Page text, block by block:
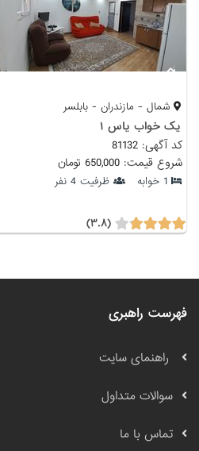
شمال - مازندران - بابلسر
یک خواب یاس ۱
کد آگهی: 81132
شروع قیمت: 650,000 تومان
1 خوابه ظرفیت 4 نفر
(۳.۸)
فهرست راهبری
راهنمای سایت
سوالات متداول
تماس با ما